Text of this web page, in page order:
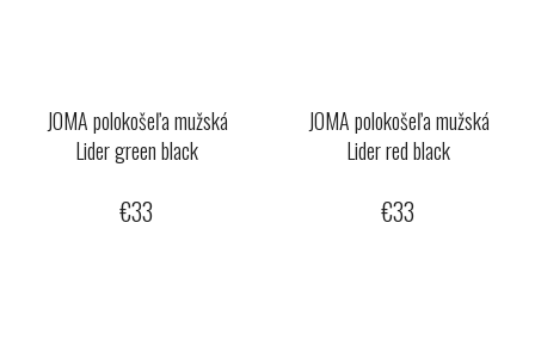
JOMA polokošeľa mužská
Lider green black
€33
JOMA polokošeľa mužská
Lider red black
€33